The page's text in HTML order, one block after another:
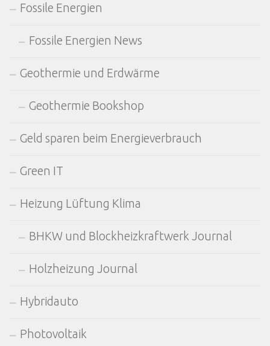
Fossile Energien
Fossile Energien News
Geothermie und Erdwärme
Geothermie Bookshop
Geld sparen beim Energieverbrauch
Green IT
Heizung Lüftung Klima
BHKW und Blockheizkraftwerk Journal
Holzheizung Journal
Hybridauto
Photovoltaik